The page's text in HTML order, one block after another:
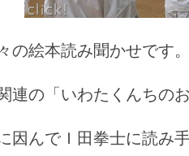
の絵本読み聞かせです
連の「いわたくんちの
因んでＩ田拳士に読み